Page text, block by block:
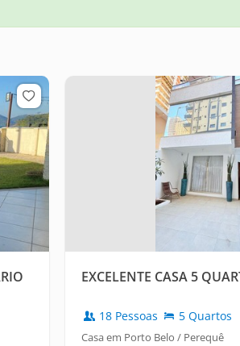
EXCELENTE CASA 5
18 Pessoas 5 Quartos
Casa em Porto Belo / Perequê